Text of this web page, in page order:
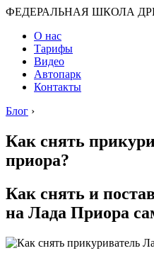
ФЕДЕРАЛЬНАЯ ШКОЛА
О нас
Тарифы
Видео
Автопарк
Контакты
Блог ›
Как снять
приора?
Как снять и
на Лада Приора